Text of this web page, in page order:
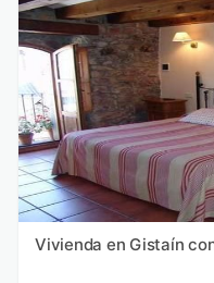
Vivienda en Gistaín